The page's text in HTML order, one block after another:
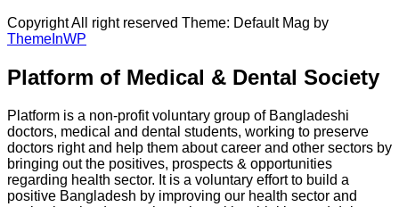
Copyright All right reserved Theme: Default Mag by
ThemeInWP
Platform of Medical & Dental Society
Platform is a non-profit voluntary group of Bangladeshi
doctors, medical and dental students, working to preserve
doctors right and help them about career and other sectors by
bringing out the positives, prospects & opportunities
regarding health sector. It is a voluntary effort to build a
positive Bangladesh by improving our health sector and